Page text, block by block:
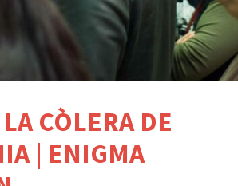
CÒLERA DE
| ENIGMA